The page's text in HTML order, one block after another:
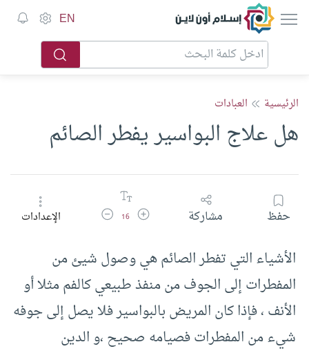
إسلام أون لاين EN
الرئيسية العبادات
هل علاج البواسير يفطر الصائم
حفظ مشاركة زيادة حجم الخط
16 تقليل حجم الخطالإعدادات
الأشياء التي تفطر الصائم هي وصول شيئ من
المفطرات إلى الجوف من منفذ طبيعي كالفم مثلا أو
الأنف ، فإذا كان المريض بالبواسير فلا يصل إلى جوفه
شيء من المفطرات فصيامه صحيح ،و الدين